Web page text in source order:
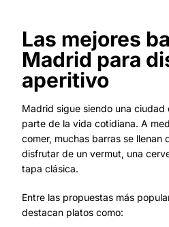
Las mejores
Madrid para
aperitivo
Madrid sigue siendo una
parte de la vida cotidiana. A
comer, muchas barras se llenan
disfrutar de un vermut, una
tapa clásica.
Entre las propuestas más
destacan platos como: